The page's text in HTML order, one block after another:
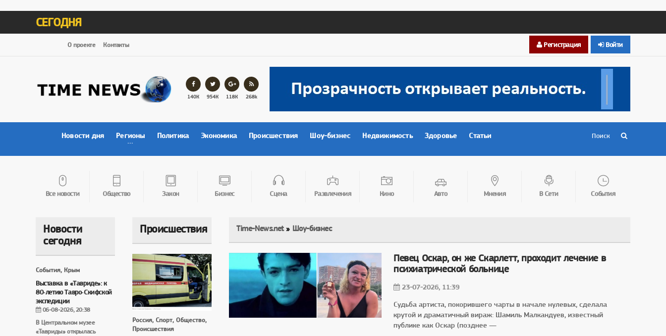
СЕГОДНЯ
Войти
Регистрация
О проекте Контакты
140К 954К 118К 268k
Новости дня Регионы Политика Экономика Происшествия Шоу-бизнес Недвижимость Здоровье Статьи
Все новости Общество Закон Бизнес Сцена Развлечения Кино Авто Мнения В Сети События
Новости
сегодня
События, Крым
Выставка в «Тавриде»: к
80‑летию Тавро‑Скифской
экспедиции
06-08-2026, 20:38
В Центральном музее
«Тавриды» открылась
Происшествия
Россия, Спорт, Общество,
Происшествия
Time-News.net» Шоу-бизнес
Певец Оскар, он же Скарлетт, проходит лечение в
психиатрической больнице
23-07-2026, 11:39
Судьба артиста, покорившего чарты в начале нулевых, сделала
крутой и драматичный вираж: Шамиль Малкандуев, известный
публике как Оскар (позднее —